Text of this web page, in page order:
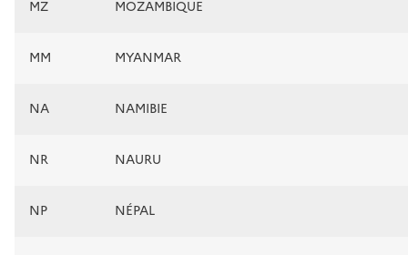
MZ MOZAMBIQUE
MM MYANMAR
NA NAMIBIE
NR NAURU
NP NÉPAL